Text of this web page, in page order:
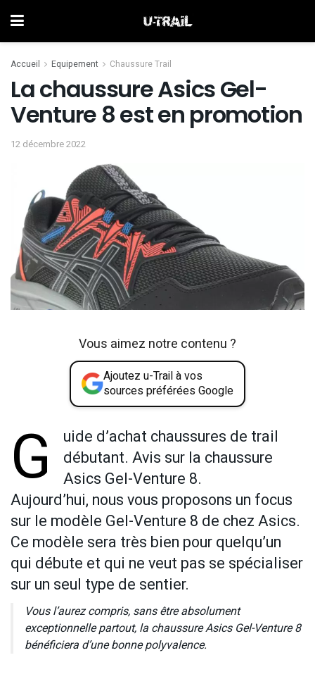
Accueil Equipement Chaussure Trail
La chaussure Asics Gel-
Venture 8 est en promotion
12 décembre 2022
Vous aimez notre contenu ?
Ajoutez u-Trail à vos
sources préférées Google
G
uide d’achat chaussures de trail
débutant. Avis sur la chaussure
Asics Gel-Venture 8.
Aujourd’hui, nous vous proposons un focus
sur le modèle Gel-Venture 8 de chez Asics.
Ce modèle sera très bien pour quelqu’un
qui débute et qui ne veut pas se spécialiser
sur un seul type de sentier.
Vous l’aurez compris, sans être absolument
exceptionnelle partout, la chaussure Asics Gel-Venture 8
bénéficiera d’une bonne polyvalence.